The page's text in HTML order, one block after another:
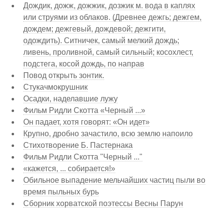
Дождик, дожж, дожжик, дозжик м. вода в каплях
или струями из облаков. (Древнее дежгь; дежгем,
дождем; дежгевый, дождевой; дежгити,
одождить). Ситничек, самый мелкий дождь;
ливень, проливной, самый сильный; косохлест,
подстега, косой дождь, по направ
Повод открыть зонтик.
Стукачмокрушник
Осадки, наделавшие лужу
Фильм Ридли Скотта «Черный ...»
Он падает, хотя говорят: «Он идет»
Крупно, дробно зачастило, всю землю напоило
Стихотворение Б. Пастернака
Фильм Ридли Скотта "Черный ..."
«кажется, ... собирается!»
Обильное выпадение мельчайших частиц пыли во
время пыльных бурь
Сборник хорватской поэтессы Весны Парун